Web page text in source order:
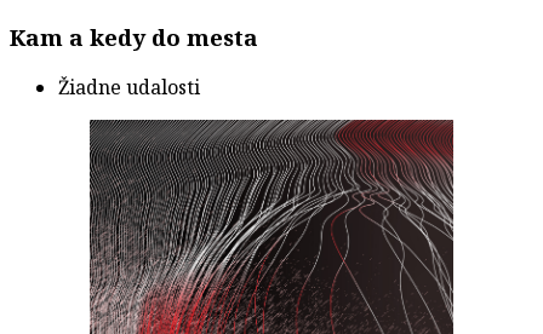
Kam a kedy do mesta
Žiadne udalosti